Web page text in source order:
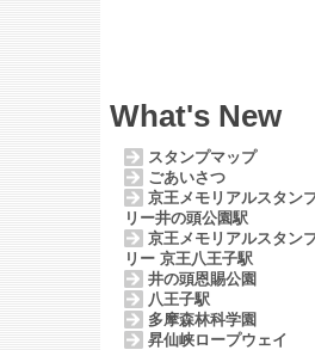
What's New
スタンプマップ
ごあいさつ
京王メモリアルスタン
リー井の頭公園駅
京王メモリアルスタン
リー 京王八王子駅
井の頭恩賜公園
八王子駅
多摩森林科学園
昇仙峡ロープウェイ